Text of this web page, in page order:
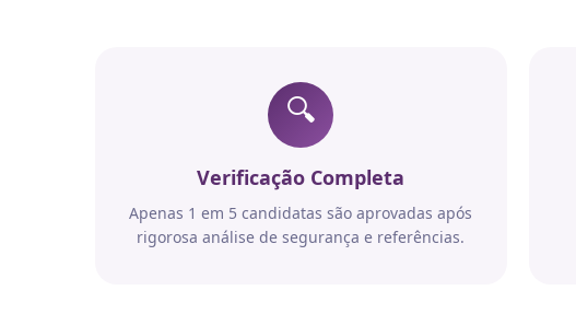
🔍
Verificação Completa
Apenas 1 em 5 candidatas são aprovadas após
rigorosa análise de segurança e referências.